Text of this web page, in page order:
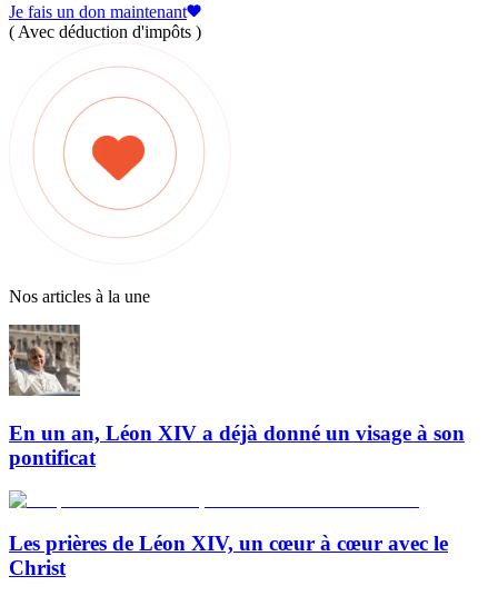
Je fais un don maintenant
( Avec déduction d'impôts )
Nos articles à la une
En un an, Léon XIV a déjà donné un visage à son
pontificat
Les prières de Léon XIV, un cœur à cœur avec le
Christ